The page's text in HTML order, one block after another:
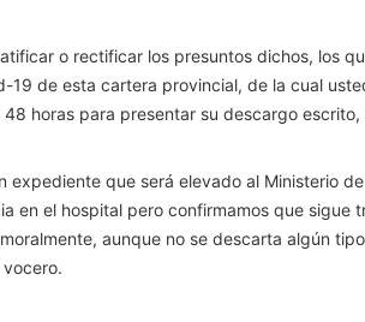
o rectificar los presuntos dichos, los
de esta cartera provincial, de la cual
horas para presentar su descargo
expediente que será elevado al Ministerio
en el hospital pero confirmamos que
aunque no se descarta algún
vocero.